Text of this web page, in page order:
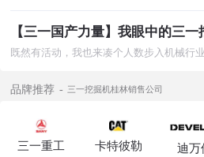
【三一国产力量】我眼中的三一
品牌推荐 三一挖掘机桂林销售公司
三一重工 卡特彼勒 迪万